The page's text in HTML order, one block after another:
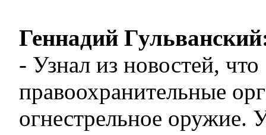
Геннадий
- Узнал из новостей, что
правоохранительные
огнестрельное оружие.